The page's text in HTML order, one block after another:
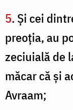
5. Şi cei
preoţia, au
zeciuială de
măcar că şi
Avraam;